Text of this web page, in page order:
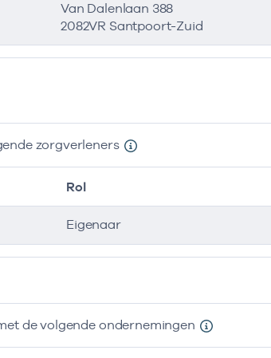
Van Dalenlaan 388
2082VR Santpoort-Zuid
zorgverleners
zorgverleners
Rol
Eigenaar
de volgende ondernemingen